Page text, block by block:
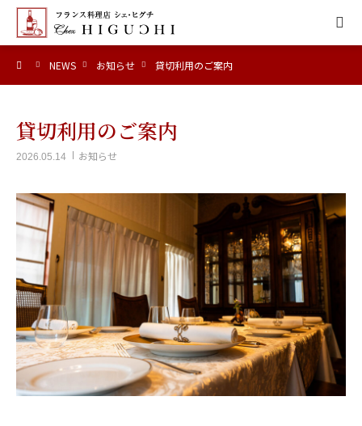
NEWS お知らせ 貸切利用のご案内
貸切利用のご案内
2026.05.14 お知らせ
HOME
MENU
ACCESS
NEWS
CALENDAR